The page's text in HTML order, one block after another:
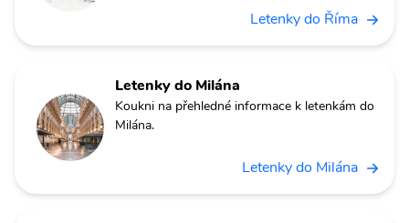
Letenky do Říma
Letenky do Milána
Koukni na přehledné informace k letenkám do
Milána.
Letenky do Milána